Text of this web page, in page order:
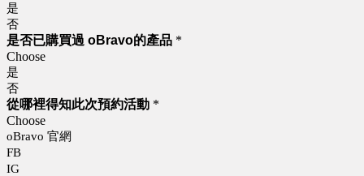
是
否
是否已購買過 oBravo的產品 *
Choose
是
否
從哪裡得知此次預約活動 *
Choose
oBravo 官網
FB
IG